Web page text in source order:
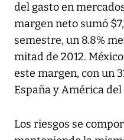
del gasto en
margen neto sumó
semestre, un 8.8%
mitad de 2012.
este margen, con un
España y América del
Los riesgos se